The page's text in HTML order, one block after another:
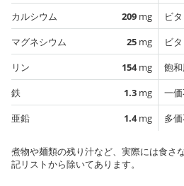
カルシウム
209 mg
マグネシウム
25 mg
リン
154mg
鉄
1.3 mg
亜鉛
1.4mg
ビ
ビ
飽
一
多
煮物や麺類の残り汁など、実際には食さ
記リストから除いてあります。